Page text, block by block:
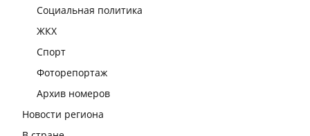
Социальная политика
ЖКХ
Спорт
Фоторепортаж
Архив номеров
Новости региона